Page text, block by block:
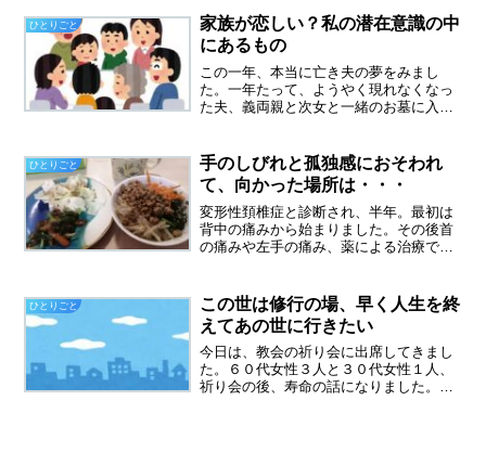
訪問介護の仕事をしているのですが、一
日６件も行く日があるとか...
ひとりごと
家族が恋しい？私の潜在意識の中
にあるもの
この一年、本当に亡き夫の夢をみまし
た。一年たって、ようやく現れなくなっ
た夫、義両親と次女と一緒のお墓に入
ました。妹も兄嫁も出てきた、そしてす
でに亡くなっている叔父叔母も...
ひとりごと
手のしびれと孤独感におそわれ
て、向かった場所は・・・
変形性頚椎症と診断され、半年。最初は
背中の痛みから始まりました。その後首
の痛みや左手の痛み、薬による治療で良
い込まれる 娘にLINEをブロックされ、１
ヶ月たちました。ブ...
ひとりごと
この世は修行の場、早く人生を終
えてあの世に行きたい
今日は、教会の祈り会に出席してきまし
た。６０代女性３人と３０代女性１人、
祈り会の後、寿命の話になりました。６